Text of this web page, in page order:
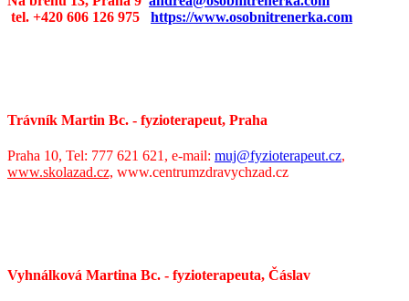
tel. +420 606 126 975 https://www.osobnitrenerka.com
Trávník Martin Bc. - fyzioterapeut, Praha
Praha 10, Tel: 777 621 621, e-mail: muj@fyzioterapeut.cz,
www.skolazad.cz, www.centrumzdravychzad.cz
Vyhnálková Martina Bc. - fyzioterapeuta, Čáslav